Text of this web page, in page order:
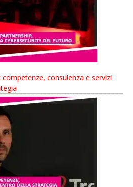
competenze, consulenza e servizi